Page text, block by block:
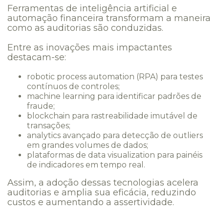
Ferramentas de inteligência artificial e
automação financeira transformam a maneira
como as auditorias são conduzidas.
Entre as inovações mais impactantes
destacam-se:
robotic process automation (RPA) para testes
contínuos de controles;
machine learning para identificar padrões de
fraude;
blockchain para rastreabilidade imutável de
transações;
analytics avançado para detecção de outliers
em grandes volumes de dados;
plataformas de data visualization para painéis
de indicadores em tempo real.
Assim, a adoção dessas tecnologias acelera
auditorias e amplia sua eficácia, reduzindo
custos e aumentando a assertividade.